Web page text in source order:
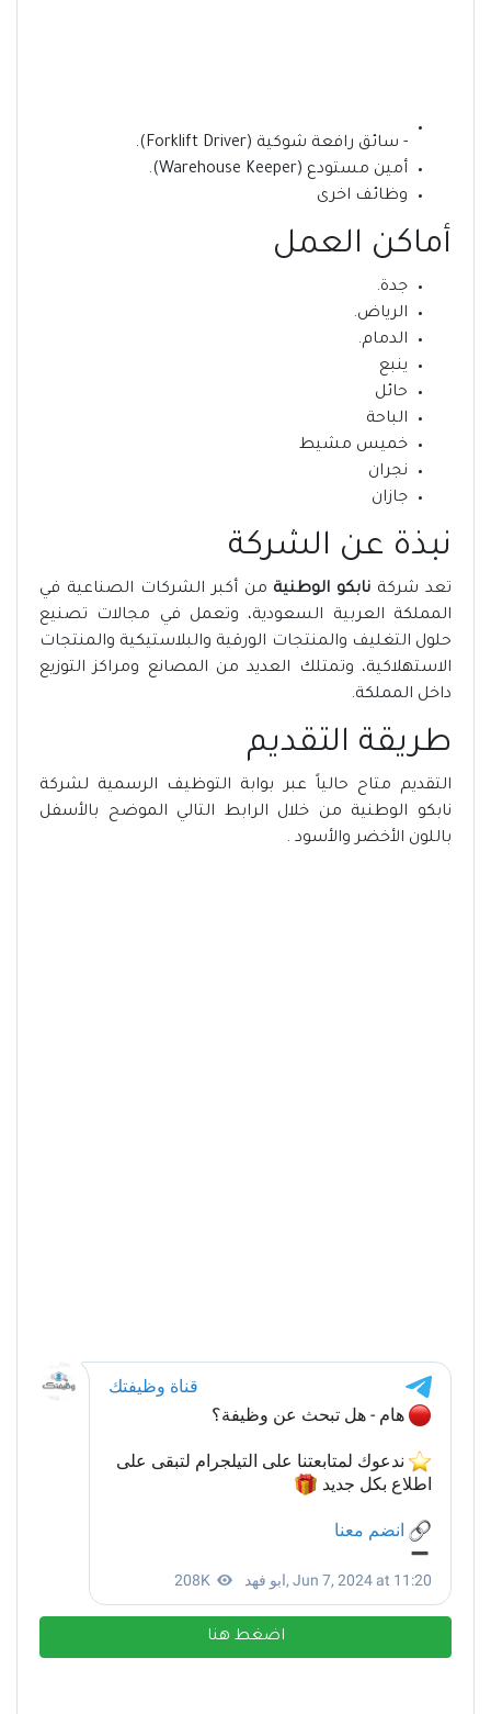
- سائق رافعة شوكية (Forklift Driver).
أمين مستودع (Warehouse Keeper).
وظائف اخرى
أماكن العمل
جدة.
الرياض.
الدمام.
ينبع
حائل
الباحة
خميس مشيط
نجران
جازان
نبذة عن الشركة
تعد شركة نابكو الوطنية من أكبر الشركات الصناعية في
المملكة العربية السعودية، وتعمل في مجالات تصنيع
حلول التغليف والمنتجات الورقية والبلاستيكية والمنتجات
الاستهلاكية، وتمتلك العديد من المصانع ومراكز التوزيع
داخل المملكة.
طريقة التقديم
التقديم متاح حالياً عبر بوابة التوظيف الرسمية لشركة
نابكو الوطنية من خلال الرابط التالي الموضح بالأسفل
باللون الأخضر والأسود .
اضغط هنا